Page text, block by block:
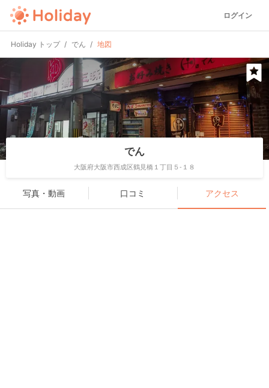
ログイン
Holiday トップ でん 地図
でん
大阪府大阪市西成区鶴見橋１丁目５-１８
写真・動画 口コミ アクセス